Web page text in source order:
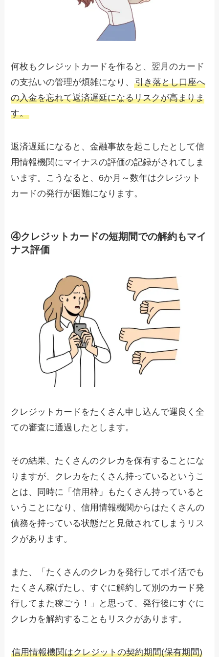
何枚もクレジットカードを作ると、翌月のカード
の支払いの管理が煩雑になり、引き落とし口座へ
の入金を忘れて返済遅延になるリスクが高まりま
す。
返済遅延になると、金融事故を起こしたとして信
用情報機関にマイナスの評価の記録がされてしま
います。こうなると、6か月～数年はクレジット
カードの発行が困難になります。
④クレジットカードの短期間での解約もマイ
ナス評価
クレジットカードをたくさん申し込んで運良く全
ての審査に通過したとします。
その結果、たくさんのクレカを保有することにな
りますが、クレカをたくさん持っているというこ
とは、同時に「信用枠」もたくさん持っていると
いうことになり、信用情報機関からはたくさんの
債務を持っている状態だと見做されてしまうリス
クがあります。
また、「たくさんのクレカを発行してポイ活でも
たくさん稼げたし、すぐに解約して別のカード発
行してまた稼ごう！」と思って、発行後にすぐに
クレカを解約することもリスクがあります。
信用情報機関はクレジットの契約期間(保有期間)